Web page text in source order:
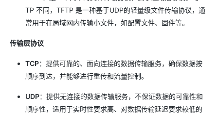
TP 不同，TFTP 是一种基于UDP的轻量级文件传输协议，通
常用于在局域网内传输小文件，如配置文件、固件等。
传输层协议
TCP：提供可靠的、面向连接的数据传输服务，确保数据按
顺序到达，并能够进行重传和流量控制。
UDP：提供无连接的数据传输服务，不保证数据的可靠性和
顺序性，适用于实时性要求高、对数据传输延迟要求较低的